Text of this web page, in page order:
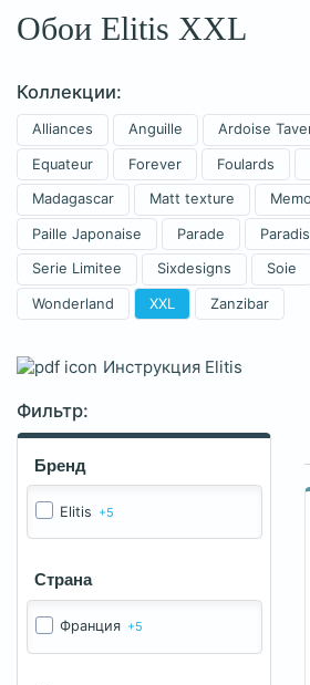
Обои Elitis XXL
Коллекции:
Alliances Anguille Ardoise
Equateur Forever Foulards
Madagascar Matt texture
Paille Japonaise Parade
Serie Limitee Sixdesigns Soie
Wonderland XXL Zanzibar
Инструкция Elitis
Фильтр:
Бренд
Elitis +5
Страна
Франция +5